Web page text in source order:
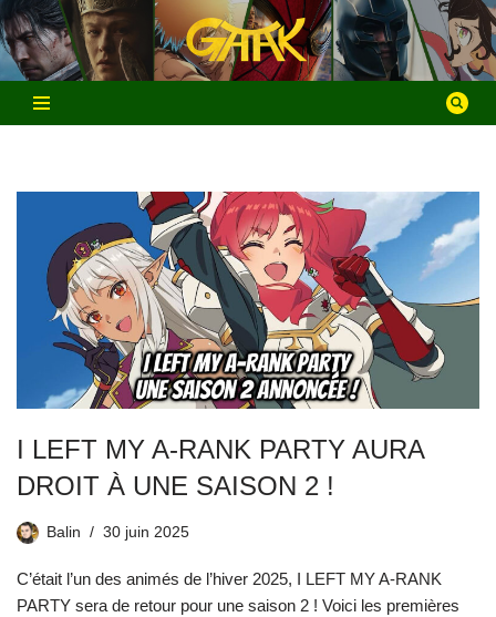
Aller
au
contenu
I LEFT MY A-RANK PARTY AURA
DROIT À UNE SAISON 2 !
Balin 30 juin 2025
C’était l’un des animés de l’hiver 2025, I LEFT MY A-RANK
PARTY sera de retour pour une saison 2 ! Voici les premières